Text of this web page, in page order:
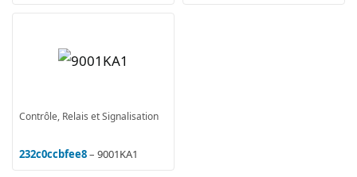
Contrôle, Relais et Signalisation
232c0ccbfee8– 9001KA1